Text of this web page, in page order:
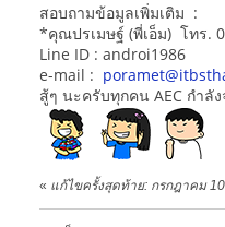
สอบถามข้อมูลเพิ่มเติม :
*คุณปรเมษฐ์ (พี่เอ็ม) โทร.
Line ID : androi1986
e-mail :
สู้ๆ นะครับทุกคน AEC กำลั
« แก้ไขครั้งสุดท้าย: กรกฎาคม